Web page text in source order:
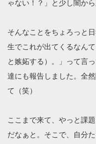
ゃない！？」と少し闇から
そんなことをちょろっと
生でこれが出てくるなん
と嫉妬する）。」って言
達にも報告しました。全
て（笑）
ここまで来て、やっと課
だなぁと。そこで、自分